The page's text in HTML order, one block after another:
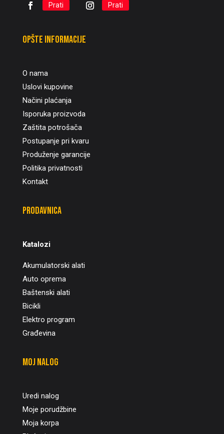
Prati Prati
Opšte informacije
O nama
Uslovi kupovine
Načini plaćanja
Isporuka proizvoda
Zaštita potrošača
Postupanje pri kvaru
Produženje garancije
Politika privatnosti
Kontakt
Prodavnica
Katalozi
Akumulatorski alati
Auto oprema
Baštenski alati
Bicikli
Elektro program
Građevina
Moj nalog
Uredi nalog
Moje porudžbine
Moja korpa